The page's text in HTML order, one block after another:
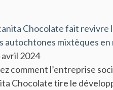
Chocolate fait revivre
autochtones mixtèques en
avril 2024
comment l’entreprise
Chocolate tire le